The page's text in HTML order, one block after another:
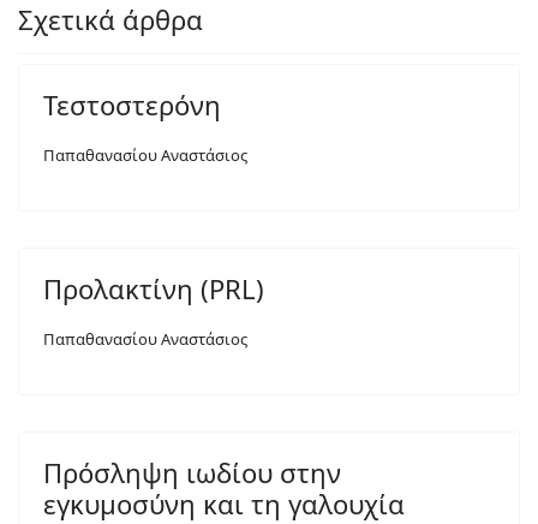
Σχετικά άρθρα
Τεστοστερόνη
Παπαθανασίου Αναστάσιος
Προλακτίνη (PRL)
Παπαθανασίου Αναστάσιος
Πρόσληψη ιωδίου στην
εγκυμοσύνη και τη γαλουχία